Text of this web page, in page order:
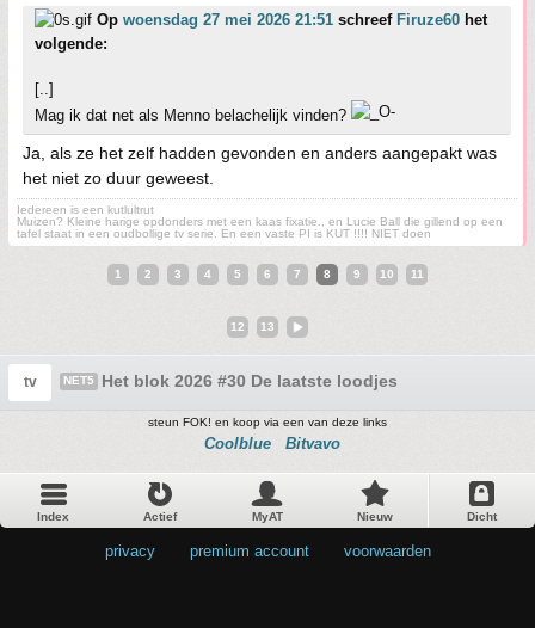
Op woensdag 27 mei 2026 21:51 schreef Firuze60 het
volgende:
[..]
Mag ik dat net als Menno belachelijk vinden?
Ja, als ze het zelf hadden gevonden en anders aangepakt was
het niet zo duur geweest.
Iedereen is een kutlultrut
Muizen? Kleine harige opdonders met een kaas fixatie., en Lucie Ball die gillend op een
tafel staat in een oudbollige tv serie. En een vaste PI is KUT !!!! NIET doen
1 2 3 4 5 6 7 8 9 10 11
12 13
tv NET5 Het blok 2026 #30 De laatste loodjes
steun FOK! en koop via een van deze links
Coolblue Bitvavo
Index Actief MyAT Nieuw Dicht
privacy premium account voorwaarden